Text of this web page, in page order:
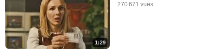
1:29
270 671 vues